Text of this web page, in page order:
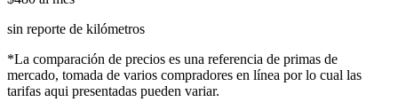
sin reporte de kilómetros
*La comparación de precios es una referencia de primas de
mercado, tomada de varios compradores en línea por lo cual las
tarifas aqui presentadas pueden variar.